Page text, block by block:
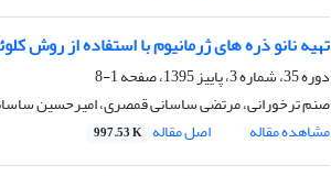
تهیه نانو ذره های ژرمانیوم با استفاده از روش
دوره 35، شماره 3، پاییز 1395، صفحه
1-8
صنم ترخورانی، مرتضی ساسانی قمصری، امیرحسین
مشاهده مقاله
اصل مقاله 997.53 K